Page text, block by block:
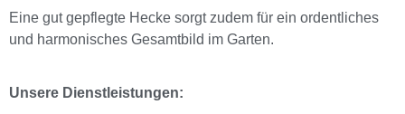
Eine gut gepflegte Hecke sorgt zudem für ein ordentliches
und harmonisches Gesamtbild im Garten.
Unsere Dienstleistungen: